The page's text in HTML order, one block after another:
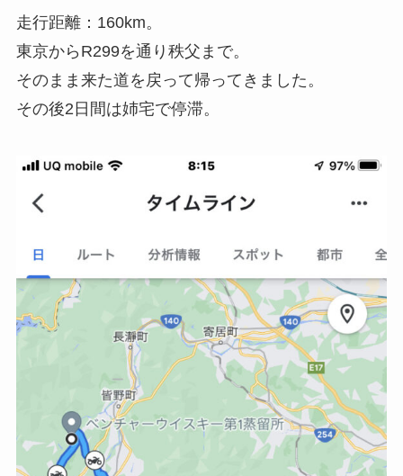
走行距離：160km。
東京からR299を通り秩父まで。
そのまま来た道を戻って帰ってきました。
その後2日間は姉宅で停滞。